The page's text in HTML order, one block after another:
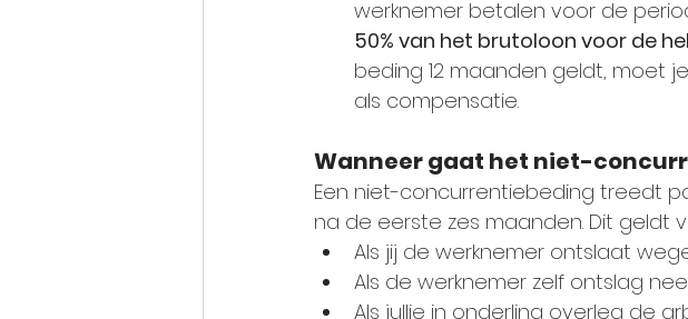
werknemer betalen voor de
50% van het brutoloon voor de
beding 12 maanden geldt, moet
als compensatie.
Wanneer gaat het niet-
Een niet-concurrentiebeding treedt
na de eerste zes maanden. Dit geldt
Als jij de werknemer ontslaat
Als de werknemer zelf ontslag
Als jullie in onderling overleg de